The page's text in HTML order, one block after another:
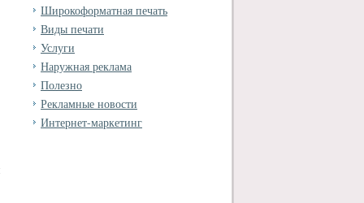
Широкоформатная печать
Виды печати
Услуги
Наружная реклама
Полезно
Рекламные новости
Интернет-маркетинг